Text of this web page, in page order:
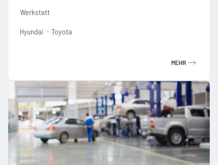
Werkstatt
Hyundai Toyota
MEHR